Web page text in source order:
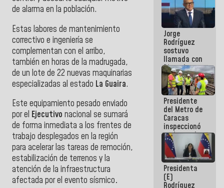
de alarma en la población.
Estas labores de mantenimiento
correctivo e ingeniería se
complementan con el arribo,
también en horas de la madrugada,
de un lote de 22 nuevas maquinarias
especializadas al estado La Guaira.
Este equipamiento pesado enviado
por el Ejecutivo nacional se sumará
de forma inmediata a los frentes de
trabajo desplegados en la región
para acelerar las tareas de remoción,
estabilización de terrenos y la
atención de la infraestructura
afectada por el evento sísmico.
"Héroe de
Venezuela"
a servidores
públicos
Jorge
Rodríguez
sostuvo
llamada con
Dinorah
Figuera y
acuerdan
primer
encuentro
presencial
para el
diálogo
Presidente
del Metro de
Caracas
inspeccionó
trabajos de
rehabilitación
y
modernización
de la vía
férrea
Presidenta
(E)
Rodríguez